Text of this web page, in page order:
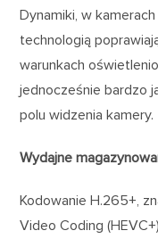
Dynamiki, w
technologią
warunkach
jednocześnie bardzo
polu widzenia kamery.
Wydajne
Kodowanie H.265+,
Video Coding